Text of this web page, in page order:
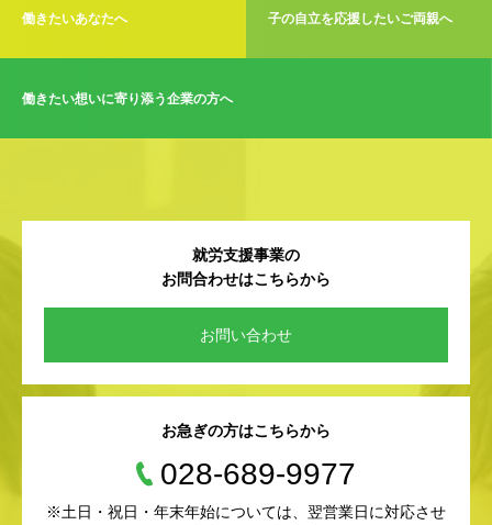
働きたいあなたへ 子の自立を応援したいご両親へ
働きたい想いに寄り添う企業の方へ
就労支援事業の
お問合わせはこちらから
お問い合わせ
お急ぎの方はこちらから
028-689-9977
※土日・祝日・年末年始については、翌営業日に対応させ